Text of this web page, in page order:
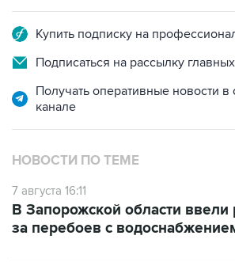
Купить подписку на
Подписаться на рассылку
Получать оперативные новости
канале
НОВОСТИ ПО ТЕМЕ
7 августа 16:11
В Запорожской области
за перебоев с